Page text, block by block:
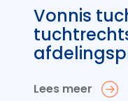
Vonnis
Lees meer